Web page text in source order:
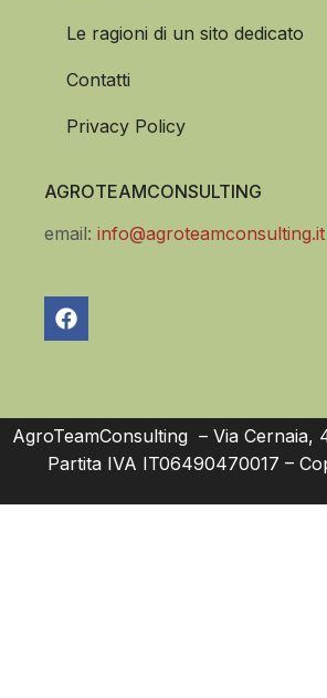
Le ragioni di un sito dedicato
Contatti
Privacy Policy
AGROTEAMCONSULTING
email: info@agroteamconsulting.it
AgroTeamConsulting – Via Cernaia,
Partita IVA IT06490470017 –